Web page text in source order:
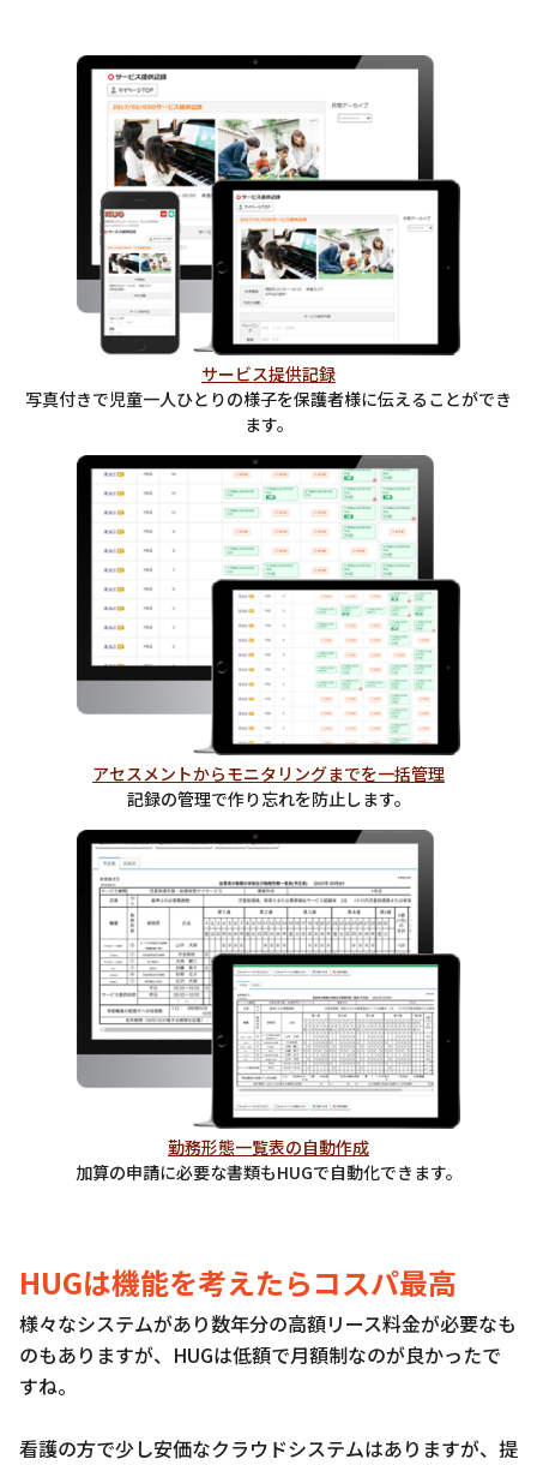
サービス提供記録
写真付きで児童一人ひとりの様子を保護者様に伝えることができ
ます。
アセスメントからモニタリングまでを一括管理
記録の管理で作り忘れを防止します。
勤務形態一覧表の自動作成
加算の申請に必要な書類もHUGで自動化できます。
HUGは機能を考えたらコスパ最高
様々なシステムがあり数年分の高額リース料金が必要なも
のもありますが、HUGは低額で月額制なのが良かったで
すね。
看護の方で少し安価なクラウドシステムはありますが、提